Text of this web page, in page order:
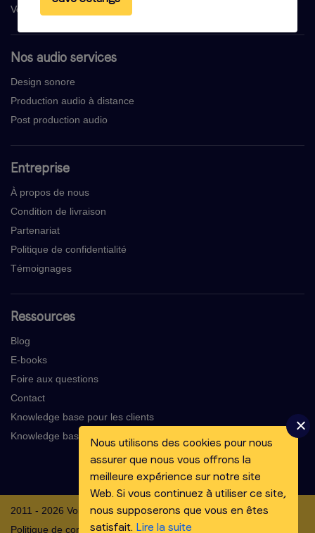
Voix off E-learning
Nos audio services
Design sonore
Production audio à distance
Post production audio
Entreprise
À propos de nous
Condition de livraison
Partenariat
Politique de confidentialité
Témoignages
Ressources
Blog
E-books
Foire aux questions
Contact
Knowledge base pour les clients
Knowledge base pour les voix-off
2011 - 2026 Voicebooking.com BV
Politique de confidentialité
Nous utilisons des cookies pour nous
assurer que nous vous offrons la
meilleure expérience sur notre site
Web. Si vous continuez à utiliser ce site,
nous supposerons que vous en êtes
satisfait. Lire la suite